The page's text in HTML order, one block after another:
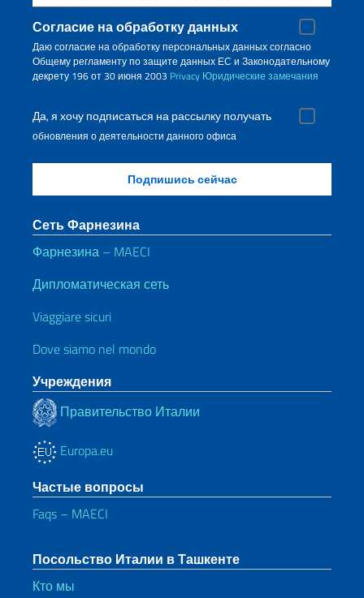
Согласие на обработку данных
Даю согласие на обработку персональных данных согласно
Общему регламенту по защите данных ЕС и Законодательному
декрету 196 от 30 июня 2003 Privacy Юридические замечания
Да, я хочу подписаться на рассылку получать
обновления о деятельности данного офиса
Сеть Фарнезина
Фарнезина – MAECI
Дипломатическая сеть
Viaggiare sicuri
Dove siamo nel mondo
Учреждения
Правительство Италии
Europa.eu
Частые вопросы
Faqs – MAECI
Посольство Италии в Ташкенте
Кто мы